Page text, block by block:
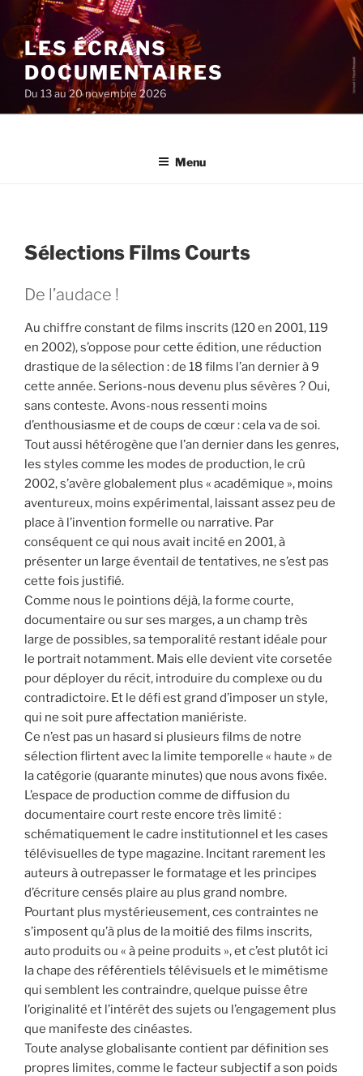
au
contenu
principal
LES ÉCRANS
DOCUMENTAIRES
Du 13 au 20 novembre 2026
Menu
Sélections Films Courts
De l’audace !
Au chiffre constant de films inscrits (120 en 2001, 119
en 2002), s’oppose pour cette édition, une réduction
drastique de la sélection : de 18 films l’an dernier à 9
cette année. Serions-nous devenu plus sévères ? Oui,
sans conteste. Avons-nous ressenti moins
d’enthousiasme et de coups de cœur : cela va de soi.
Tout aussi hétérogène que l’an dernier dans les genres,
les styles comme les modes de production, le crû
2002, s’avère globalement plus « académique », moins
aventureux, moins expérimental, laissant assez peu de
place à l’invention formelle ou narrative. Par
conséquent ce qui nous avait incité en 2001, à
présenter un large éventail de tentatives, ne s’est pas
cette fois justifié.
Comme nous le pointions déjà, la forme courte,
documentaire ou sur ses marges, a un champ très
large de possibles, sa temporalité restant idéale pour
le portrait notamment. Mais elle devient vite corsetée
pour déployer du récit, introduire du complexe ou du
contradictoire. Et le défi est grand d’imposer un style,
qui ne soit pure affectation maniériste.
Ce n’est pas un hasard si plusieurs films de notre
sélection flirtent avec la limite temporelle « haute » de
la catégorie (quarante minutes) que nous avons fixée.
L’espace de production comme de diffusion du
documentaire court reste encore très limité :
schématiquement le cadre institutionnel et les cases
télévisuelles de type magazine. Incitant rarement les
auteurs à outrepasser le formatage et les principes
d’écriture censés plaire au plus grand nombre.
Pourtant plus mystérieusement, ces contraintes ne
s’imposent qu’à plus de la moitié des films inscrits,
auto produits ou « à peine produits », et c’est plutôt ici
la chape des référentiels télévisuels et le mimétisme
qui semblent les contraindre, quelque puisse être
l’originalité et l’intérêt des sujets ou l’engagement plus
que manifeste des cinéastes.
Toute analyse globalisante contient par définition ses
propres limites, comme le facteur subjectif a son poids